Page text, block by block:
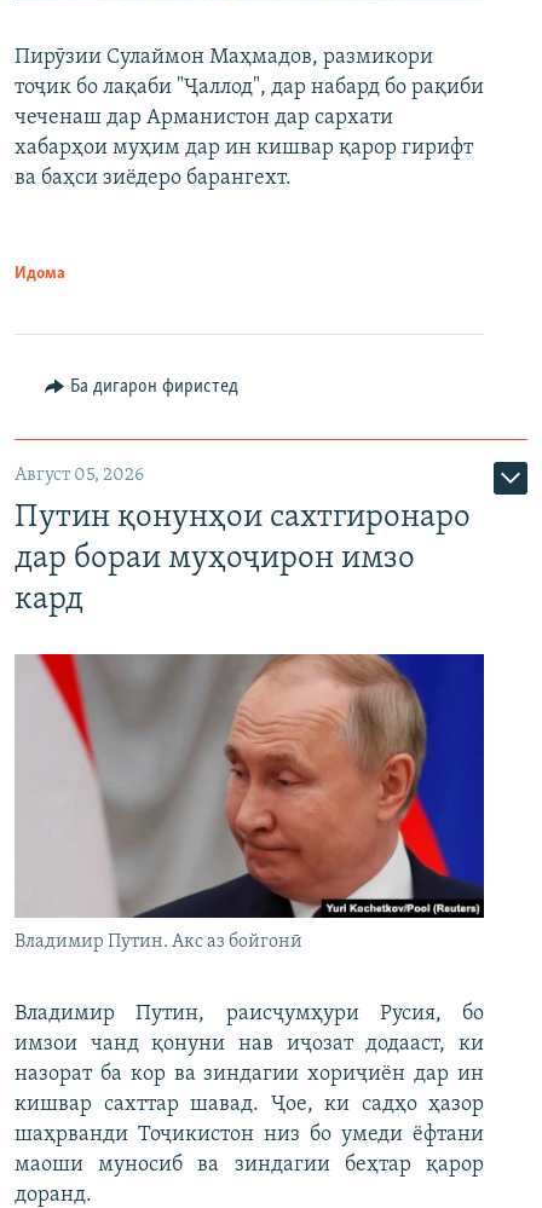
Auto 240p 360p 480p
720p 1080p
360p
480p
Пирӯзии Сулаймон Маҳмадов, размикори
тоҷик бо лақаби "Ҷаллод", дар набард бо рақиби
чеченаш дар Арманистон дар сархати
хабарҳои муҳим дар ин кишвар қарор гирифт
ва баҳси зиёдеро барангехт.
Идома
Ба дигарон фиристед
Август 05, 2026
Путин қонунҳои сахтгиронаро
дар бораи муҳоҷирон имзо
кард
Владимир Путин. Акс аз бойгонӣ
Владимир Путин, раисҷумҳури Русия, бо
имзои чанд қонуни нав иҷозат додааст, ки
назорат ба кор ва зиндагии хориҷиён дар ин
кишвар сахттар шавад. Ҷое, ки садҳо ҳазор
шаҳрванди Тоҷикистон низ бо умеди ёфтани
маоши муносиб ва зиндагии беҳтар қарор
доранд.